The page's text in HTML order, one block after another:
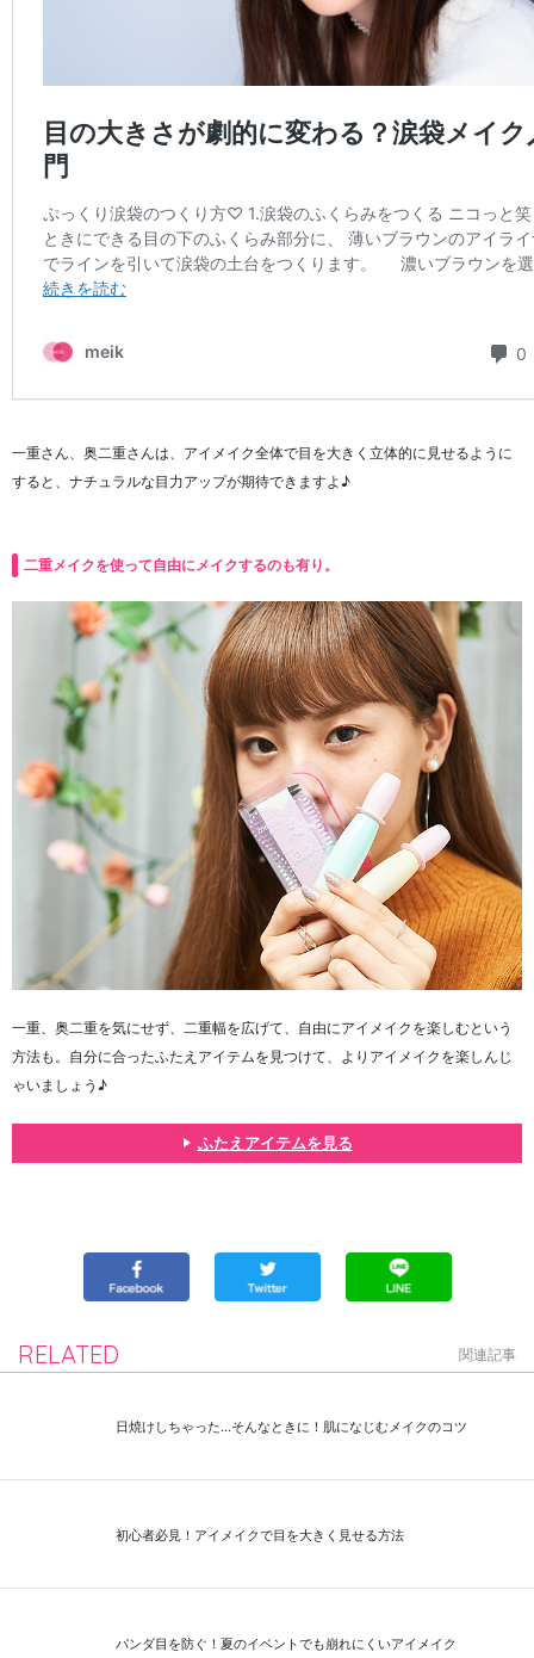
一重さん、奥二重さんは、アイメイク全体で目を大きく立体的に見せるように
すると、ナチュラルな目力アップが期待できますよ♪
二重メイクを使って自由にメイクするのも有り。
一重、奥二重を気にせず、二重幅を広げて、自由にアイメイクを楽しむという
方法も。自分に合ったふたえアイテムを見つけて、よりアイメイクを楽しんじ
ゃいましょう♪
ふたえアイテムを見る
RELATED 関連記事
日焼けしちゃった...そんなときに！肌になじむメイクのコツ
初心者必見！アイメイクで目を大きく見せる方法
パンダ目を防ぐ！夏のイベントでも崩れにくいアイメイク